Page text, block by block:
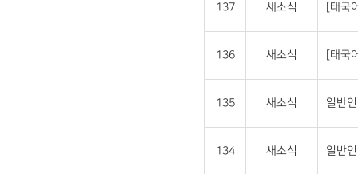
137 새소식 [태국
136 새소식 [태국
135 새소식 일반
134 새소식 일반